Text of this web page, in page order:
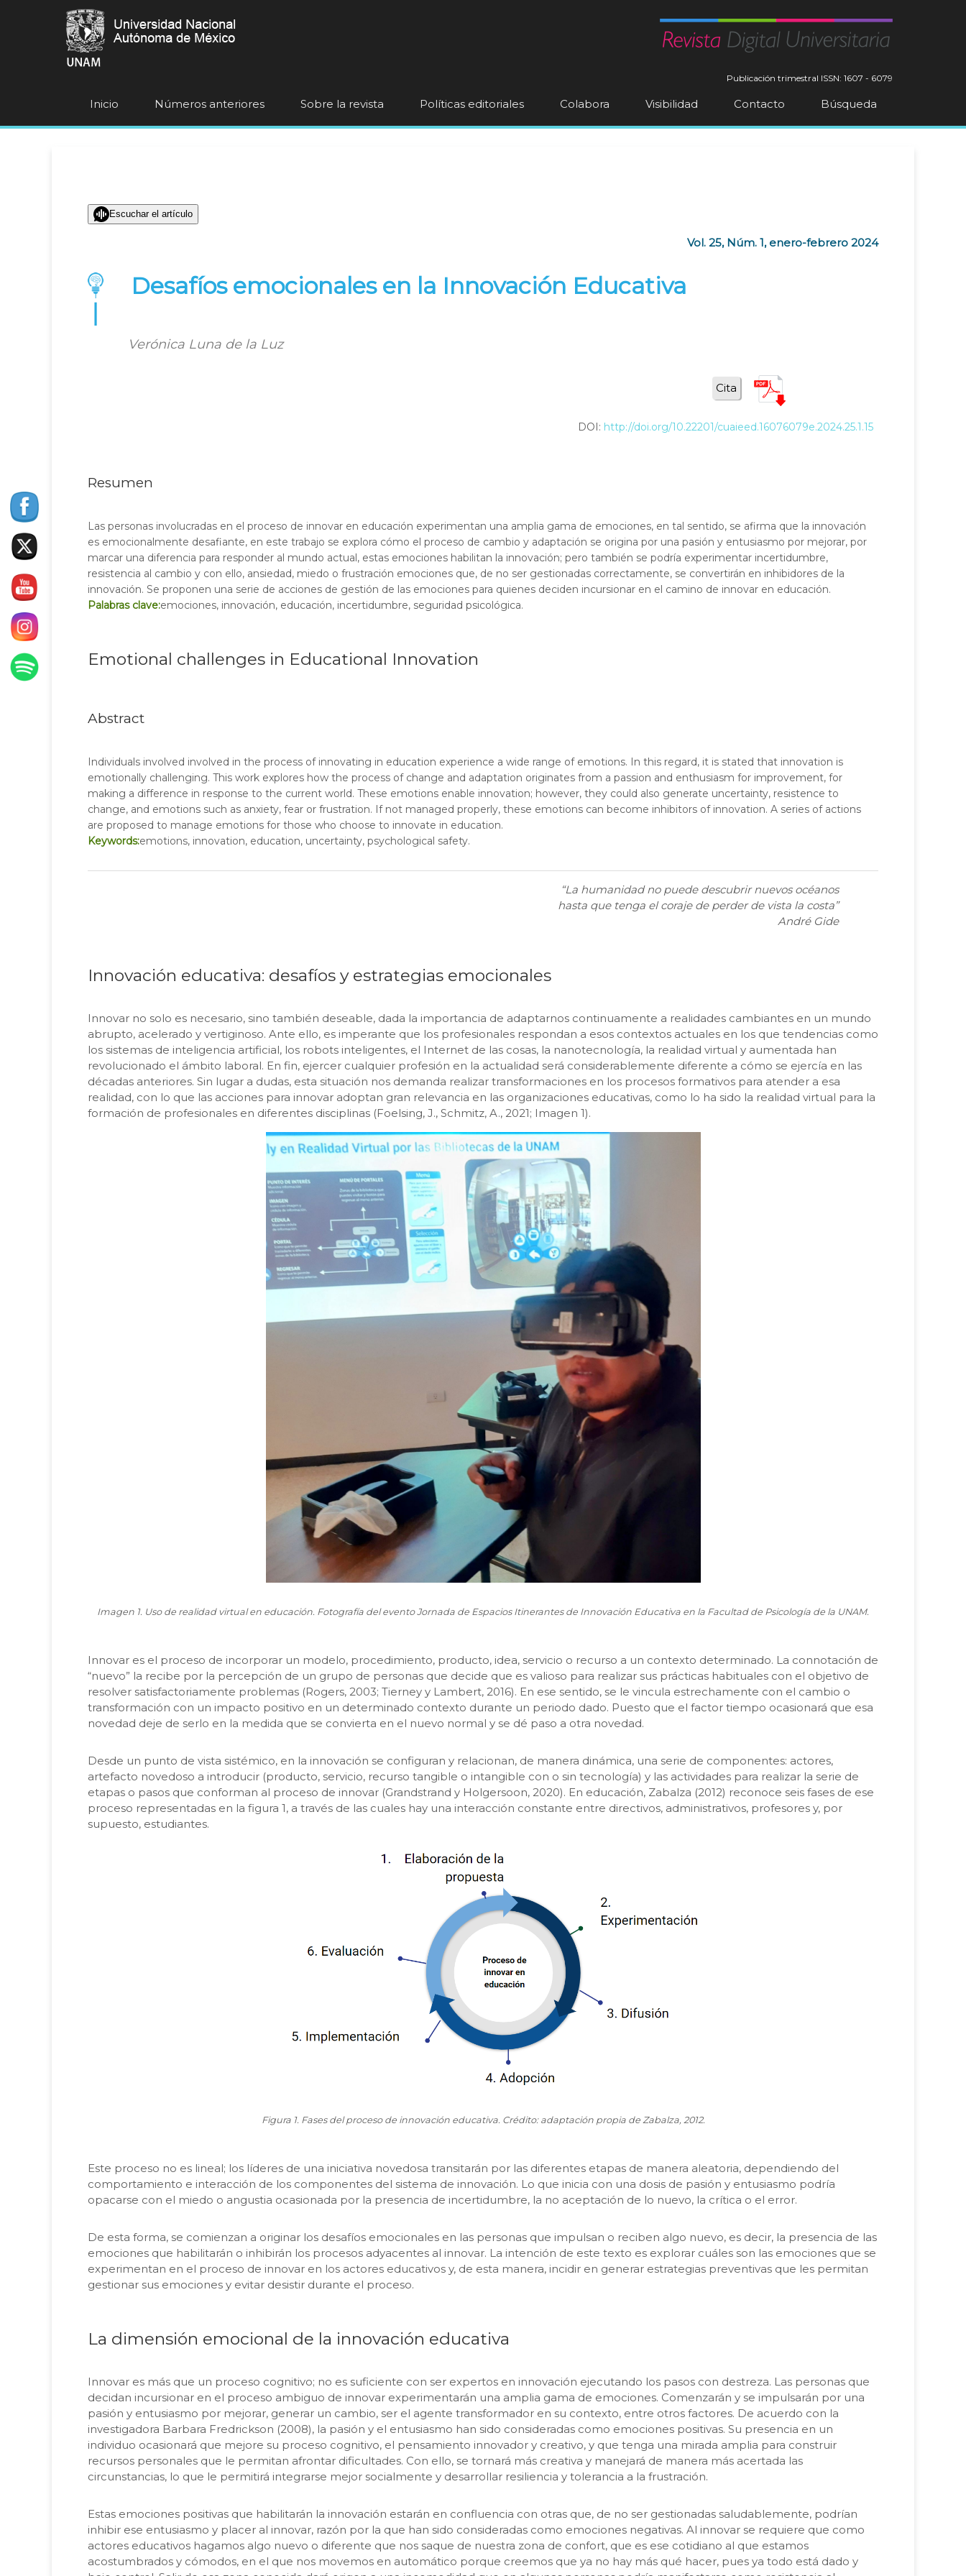
Publicación trimestral ISSN: 1607 - 6079
Inicio Números anteriores Sobre la revista Políticas editoriales Colabora Visibilidad Contacto Búsqueda
Escuchar el artículo
Vol. 25, Núm. 1, enero-febrero 2024
Desafíos emocionales en la Innovación Educativa
Verónica Luna de la Luz
Cita
DOI: http://doi.org/10.22201/cuaieed.16076079e.2024.25.1.15
Resumen
Las personas involucradas en el proceso de innovar en educación experimentan una amplia gama de emociones, en tal sentido, se afirma que la innovación
es emocionalmente desafiante, en este trabajo se explora cómo el proceso de cambio y adaptación se origina por una pasión y entusiasmo por mejorar, por
marcar una diferencia para responder al mundo actual, estas emociones habilitan la innovación; pero también se podría experimentar incertidumbre,
resistencia al cambio y con ello, ansiedad, miedo o frustración emociones que, de no ser gestionadas correctamente, se convertirán en inhibidores de la
innovación. Se proponen una serie de acciones de gestión de las emociones para quienes deciden incursionar en el camino de innovar en educación.
Palabras clave:emociones, innovación, educación, incertidumbre, seguridad psicológica.
Emotional challenges in Educational Innovation
Abstract
Individuals involved involved in the process of innovating in education experience a wide range of emotions. In this regard, it is stated that innovation is
emotionally challenging. This work explores how the process of change and adaptation originates from a passion and enthusiasm for improvement, for
making a difference in response to the current world. These emotions enable innovation; however, they could also generate uncertainty, resistence to
change, and emotions such as anxiety, fear or frustration. If not managed properly, these emotions can become inhibitors of innovation. A series of actions
are proposed to manage emotions for those who choose to innovate in education.
Keywords:emotions, innovation, education, uncertainty, psychological safety.
“La humanidad no puede descubrir nuevos océanos
hasta que tenga el coraje de perder de vista la costa”
André Gide
Innovación educativa: desafíos y estrategias emocionales
Innovar no solo es necesario, sino también deseable, dada la importancia de adaptarnos continuamente a realidades cambiantes en un mundo
abrupto, acelerado y vertiginoso. Ante ello, es imperante que los profesionales respondan a esos contextos actuales en los que tendencias como
los sistemas de inteligencia artificial, los robots inteligentes, el Internet de las cosas, la nanotecnología, la realidad virtual y aumentada han
revolucionado el ámbito laboral. En fin, ejercer cualquier profesión en la actualidad será considerablemente diferente a cómo se ejercía en las
décadas anteriores. Sin lugar a dudas, esta situación nos demanda realizar transformaciones en los procesos formativos para atender a esa
realidad, con lo que las acciones para innovar adoptan gran relevancia en las organizaciones educativas, como lo ha sido la realidad virtual para la
formación de profesionales en diferentes disciplinas (Foelsing, J., Schmitz, A., 2021; Imagen 1).
Imagen 1. Uso de realidad virtual en educación. Fotografía del evento Jornada de Espacios Itinerantes de Innovación Educativa en la Facultad de Psicología de la UNAM.
Innovar es el proceso de incorporar un modelo, procedimiento, producto, idea, servicio o recurso a un contexto determinado. La connotación de
“nuevo” la recibe por la percepción de un grupo de personas que decide que es valioso para realizar sus prácticas habituales con el objetivo de
resolver satisfactoriamente problemas (Rogers, 2003; Tierney y Lambert, 2016). En ese sentido, se le vincula estrechamente con el cambio o
transformación con un impacto positivo en un determinado contexto durante un periodo dado. Puesto que el factor tiempo ocasionará que esa
novedad deje de serlo en la medida que se convierta en el nuevo normal y se dé paso a otra novedad.
Desde un punto de vista sistémico, en la innovación se configuran y relacionan, de manera dinámica, una serie de componentes: actores,
artefacto novedoso a introducir (producto, servicio, recurso tangible o intangible con o sin tecnología) y las actividades para realizar la serie de
etapas o pasos que conforman al proceso de innovar (Grandstrand y Holgersoon, 2020). En educación, Zabalza (2012) reconoce seis fases de ese
proceso representadas en la figura 1, a través de las cuales hay una interacción constante entre directivos, administrativos, profesores y, por
supuesto, estudiantes.
Figura 1. Fases del proceso de innovación educativa. Crédito: adaptación propia de Zabalza, 2012.
Este proceso no es lineal; los líderes de una iniciativa novedosa transitarán por las diferentes etapas de manera aleatoria, dependiendo del
comportamiento e interacción de los componentes del sistema de innovación. Lo que inicia con una dosis de pasión y entusiasmo podría
opacarse con el miedo o angustia ocasionada por la presencia de incertidumbre, la no aceptación de lo nuevo, la crítica o el error.
De esta forma, se comienzan a originar los desafíos emocionales en las personas que impulsan o reciben algo nuevo, es decir, la presencia de las
emociones que habilitarán o inhibirán los procesos adyacentes al innovar. La intención de este texto es explorar cuáles son las emociones que se
experimentan en el proceso de innovar en los actores educativos y, de esta manera, incidir en generar estrategias preventivas que les permitan
gestionar sus emociones y evitar desistir durante el proceso.
La dimensión emocional de la innovación educativa
Innovar es más que un proceso cognitivo; no es suficiente con ser expertos en innovación ejecutando los pasos con destreza. Las personas que
decidan incursionar en el proceso ambiguo de innovar experimentarán una amplia gama de emociones. Comenzarán y se impulsarán por una
pasión y entusiasmo por mejorar, generar un cambio, ser el agente transformador en su contexto, entre otros factores. De acuerdo con la
investigadora Barbara Fredrickson (2008), la pasión y el entusiasmo han sido consideradas como emociones positivas. Su presencia en un
individuo ocasionará que mejore su proceso cognitivo, el pensamiento innovador y creativo, y que tenga una mirada amplia para construir
recursos personales que le permitan afrontar dificultades. Con ello, se tornará más creativa y manejará de manera más acertada las
circunstancias, lo que le permitirá integrarse mejor socialmente y desarrollar resiliencia y tolerancia a la frustración.
Estas emociones positivas que habilitarán la innovación estarán en confluencia con otras que, de no ser gestionadas saludablemente, podrían
inhibir ese entusiasmo y placer al innovar, razón por la que han sido consideradas como emociones negativas. Al innovar se requiere que como
actores educativos hagamos algo nuevo o diferente que nos saque de nuestra zona de confort, que es ese cotidiano al que estamos
acostumbrados y cómodos, en el que nos movemos en automático porque creemos que ya no hay más qué hacer, pues ya todo está dado y